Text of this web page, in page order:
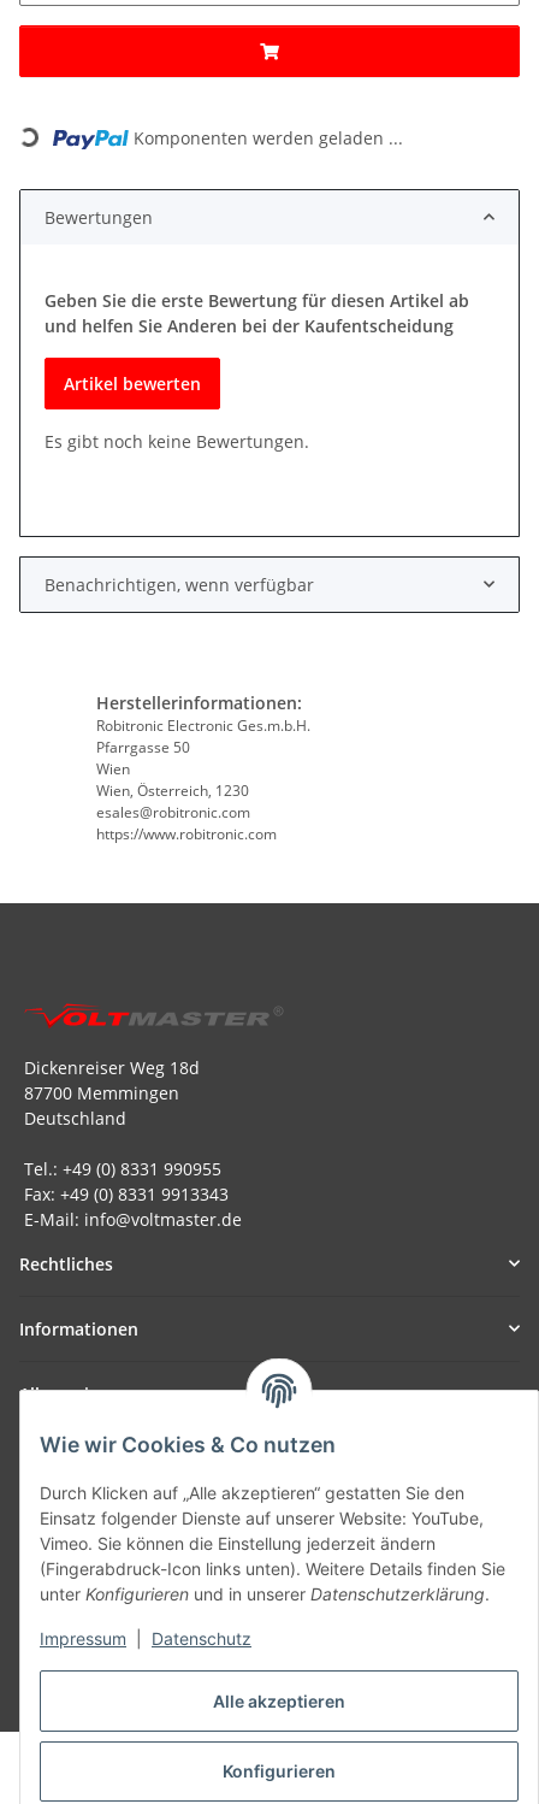
Alle akzeptieren
Konfigurieren
Wie wir Cookies & Co nutzen
Durch Klicken auf „Alle akzeptieren“ gestatten Sie den
Einsatz folgender Dienste auf unserer Website: YouTube,
Vimeo. Sie können die Einstellung jederzeit ändern
(Fingerabdruck-Icon links unten). Weitere Details finden Sie
unter Konfigurieren und in unserer Datenschutzerklärung.
Impressum Datenschutz
Loading... Komponenten werden geladen ...
Bewertungen
Geben Sie die erste Bewertung für diesen Artikel ab
und helfen Sie Anderen bei der Kaufentscheidung
Artikel bewerten
Es gibt noch keine Bewertungen.
Benachrichtigen, wenn verfügbar
Herstellerinformationen:
Robitronic Electronic Ges.m.b.H.
Pfarrgasse 50
Wien
Wien, Österreich, 1230
esales@robitronic.com
https://www.robitronic.com
Dickenreiser Weg 18d
87700 Memmingen
Deutschland
Tel.: +49 (0) 8331 990955
Fax: +49 (0) 8331 9913343
E-Mail: info@voltmaster.de
Rechtliches
Informationen
Allgemein
Teil unseres Netzwerks:
SmoliTec - Safety. Simplified. Worldwide. ( B2B Shop )
Vertrag widerrufen
* Alle Preise inkl. gesetzlicher USt., zzgl.Versand
© voltmaster.de
Powered byJTL-Shop